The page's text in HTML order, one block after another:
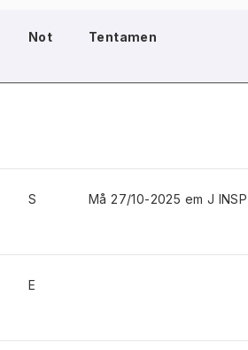
Not Tentamen
S Må 27/10-2025 em J INSP
E